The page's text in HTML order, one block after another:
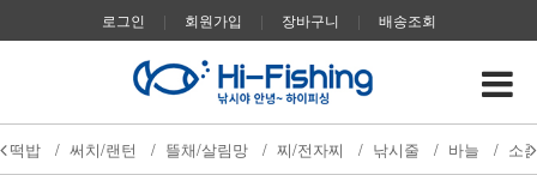
로그인 | 회원가입 | 장바구니 | 배송조회
떡밥 / 써치/랜턴 / 뜰채/살림망 / 찌/전자찌 / 낚시줄 / 바늘 / 소